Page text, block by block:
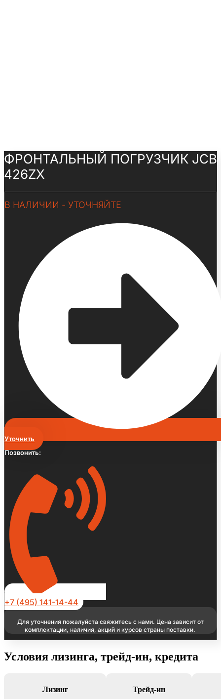
ФРОНТАЛЬНЫЙ ПОГРУЗЧИК JCB
426ZX
В НАЛИЧИИ - УТОЧНЯЙТЕ
Уточнить
Позвонить:
+7 (495) 141-14-44
Для уточнения пожалуйста свяжитесь с нами. Цена зависит от
комплектации, наличия, акций и курсов страны поставки.
Условия лизинга, трейд-ин, кредита
Лизинг Трейд-ин